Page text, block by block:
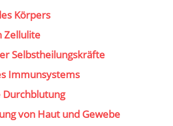
Körpers
Zellulite
Selbstheilungskräfte
Immunsystems
von Haut und Gewebe